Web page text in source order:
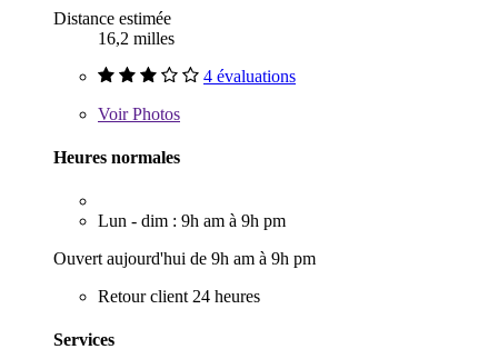
Distance estimée
16,2 milles
4 évaluations
VoirPhotos
Heures normales
Lun - dim : 9h am à 9h pm
Ouvert aujourd'hui de 9h am à 9h pm
Retour client 24 heures
Services